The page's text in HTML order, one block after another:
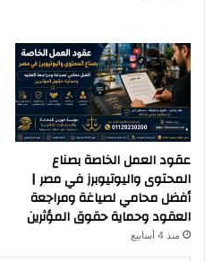
عقود العمل الخاصة بصناع
المحتوى واليوتيوبرز في مصر |
أفضل محامي لصياغة ومراجعة
العقود وحماية حقوق المؤثرين
منذ 4 أسابيع